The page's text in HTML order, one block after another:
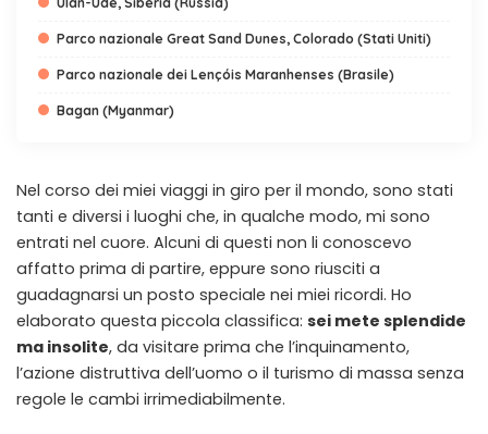
Parco nazionale Great Sand Dunes, Colorado (Stati Uniti)
Parco nazionale dei Lençóis Maranhenses (Brasile)
Bagan (Myanmar)
Nel corso dei miei viaggi in giro per il mondo, sono stati
tanti e diversi i luoghi che, in qualche modo, mi sono
entrati nel cuore. Alcuni di questi non li conoscevo
affatto prima di partire, eppure sono riusciti a
guadagnarsi un posto speciale nei miei ricordi. Ho
elaborato questa piccola classifica: sei mete splendide
ma insolite, da visitare prima che l’inquinamento,
l’azione distruttiva dell’uomo o il turismo di massa senza
regole le cambi irrimediabilmente.